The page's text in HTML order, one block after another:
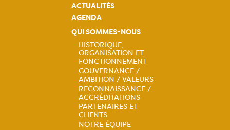
ACTUALITÉS
AGENDA
QUI SOMMES-NOUS
Navigation
principale
HISTORIQUE,
ORGANISATION ET
FONCTIONNEMENT
GOUVERNANCE /
AMBITION / VALEURS
RECONNAISSANCE /
ACCRÉDITATIONS
PARTENAIRES ET
CLIENTS
NOTRE ÉQUIPE